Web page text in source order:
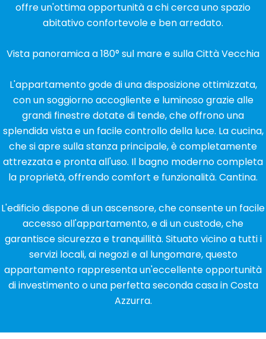
offre un'ottima opportunità a chi cerca uno spazio
abitativo confortevole e ben arredato.
Vista panoramica a 180° sul mare e sulla Città Vecchia
L'appartamento gode di una disposizione ottimizzata,
con un soggiorno accogliente e luminoso grazie alle
grandi finestre dotate di tende, che offrono una
splendida vista e un facile controllo della luce. La cucina,
che si apre sulla stanza principale, è completamente
attrezzata e pronta all'uso. Il bagno moderno completa
la proprietà, offrendo comfort e funzionalità. Cantina.
L'edificio dispone di un ascensore, che consente un facile
accesso all'appartamento, e di un custode, che
garantisce sicurezza e tranquillità. Situato vicino a tutti i
servizi locali, ai negozi e al lungomare, questo
appartamento rappresenta un'eccellente opportunità
di investimento o una perfetta seconda casa in Costa
Azzurra.